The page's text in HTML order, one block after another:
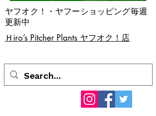
​Ｈiro’s Pitcher Plants ヤフオク！店
ヤフオク！・ヤフーショッピング毎週
更新中